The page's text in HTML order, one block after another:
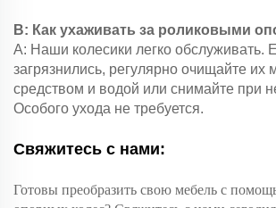
В: Как ухаживать за роликовыми
A: Наши колесики легко обслуживать.
загрязнились, регулярно очищайте
средством и водой или снимайте при
Особого ухода не требуется.
Свяжитесь с нами:
Готовы преобразить свою мебель с